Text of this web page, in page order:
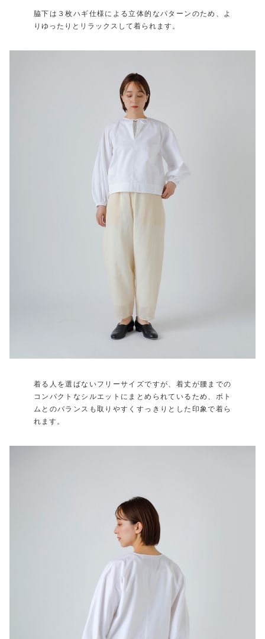
脇下は３枚ハギ仕様による立体的なパターンのため、よ
りゆったりとリラックスして着られます。
着る人を選ばないフリーサイズですが、着丈が腰までの
コンパクトなシルエットにまとめられているため、ボト
ムとのバランスも取りやすくすっきりとした印象で着ら
れます。